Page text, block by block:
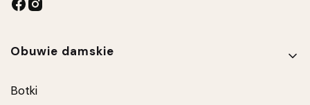
Linki w stopce
Obuwie damskie
Botki